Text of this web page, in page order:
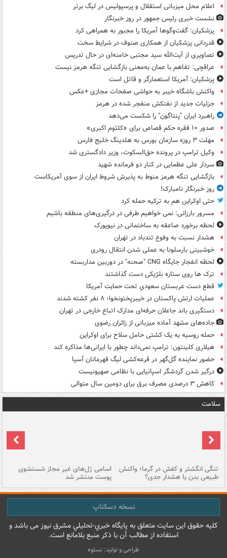
اعلام محل میزبانی استقلال و پرسپولیس در لیگ برتر
نشست خبری رئیس جمهور در روز خبرنگار
پزشکیان: گفت‌وگوها آمریکا را مجبور به همراهی کرد
قدردانی پزشکیان از همکاری صنوف در شرایط سخت
تصاویری از آیت‌الله سید مجتبی خامنه‌ای در حال تدریس
عراقچی: تفاهم با عمان به‌معنی بازگشایی تنگه هرمز نیست
پزشکیان: آمریکا استعمارگر و قاتل است
واکنش باشگاه خیبر به حواشی صفحات مجازی +عکس
جزئیات جدید از نفتکش منفجر شده در هرمز
راهبرد ایران "پنتاگون" را شکست می‌دهد
صدور ۱۰ فقره حکم قصاص برای «کلثوم اکبری»
مهلت ۳ روزه سازمان بورس به هلدینگ خلیج فارس
وکیل ترامپ در پرونده حق‌السکوت، وزیر دادگستری شد
سردار علی عظمایی در کنار دو فرمانده شهید
بازگشایی تنگه هرمز منوط به پذیرش شروط ایران از سوی آمریکاست
روز خبرنگار نامبارک!
حتی اوکراین هم به ترکیه حمله کرد
مسرور بارزانی: نمی خواهیم طرفی در درگیری‌های منطقه باشیم
لحظه برخورد صاعقه به ساختمانی در نیویورک
هشدار نسبت به وفوع تندباد در تهران
خوشبینی بارسلونا به عملی شدن انتقال رودری
لحظه انفجار جایگاه CNG "صحنه" در دوربین مداربسته
ترک ها روی ستاره بلژیکی دست گذاشتند
قطع دست عربستان سعودیِ تحت حمایت آمریکا
عملیات ارتش پاکستان در خیبرپختونخوا؛ ۸ نفر کشته شدند
دستگیری باند جاعلان حرفه‌ای مدارک اتباع خارجی در تهران
جاده‌های مشهد آماده میزبانی از زائران رضوی
حمله روسیه به یک کشتی حامل سلاح برای اوکراین
هیلاری کلینتون: ترامپ نمی‌داند چطور با ایرانی‌ها مذاکره کند
حضور نماینده گل‌گهر در قرعه‌کشی لیگ قهرمانان آسیا
درگیر شدن گردشگر اسپانیایی با نظامی صهیونیست
کاهش ۳ درصدی مصرف برق برای دومین سال متوالی
سلامت
تنگی انگشتر و کفش در گرما؛ واکنش
طبیعی بدن یا هشدار جدی؟
اسامی ژل‌های غیر مجاز شستشوی
پوست منتشر شد
نسخه دسکتاپ
کليه حقوق اين سايت متعلق به پایگاه خبري-تحليلي مشرق نيوز می باشد و
استفاده از مطالب آن با ذکر منبع بلامانع است.
طراحی و تولید: نستوه